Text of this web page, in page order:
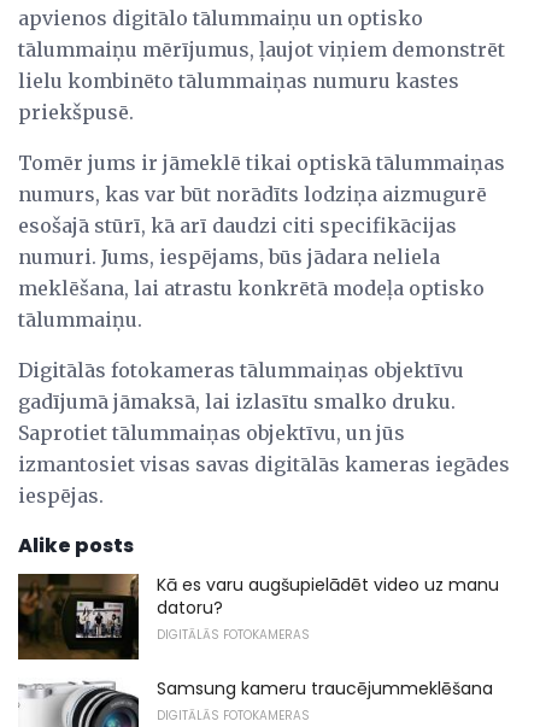
apvienos digitālo tālummaiņu un optisko
tālummaiņu mērījumus, ļaujot viņiem demonstrēt
lielu kombinēto tālummaiņas numuru kastes
priekšpusē.
Tomēr jums ir jāmeklē tikai optiskā tālummaiņas
numurs, kas var būt norādīts lodziņa aizmugurē
esošajā stūrī, kā arī daudzi citi specifikācijas
numuri. Jums, iespējams, būs jādara neliela
meklēšana, lai atrastu konkrētā modeļa optisko
tālummaiņu.
Digitālās fotokameras tālummaiņas objektīvu
gadījumā jāmaksā, lai izlasītu smalko druku.
Saprotiet tālummaiņas objektīvu, un jūs
izmantosiet visas savas digitālās kameras iegādes
iespējas.
Alike posts
Kā es varu augšupielādēt video uz manu
datoru?
DIGITĀLĀS FOTOKAMERAS
Samsung kameru traucējummeklēšana
DIGITĀLĀS FOTOKAMERAS